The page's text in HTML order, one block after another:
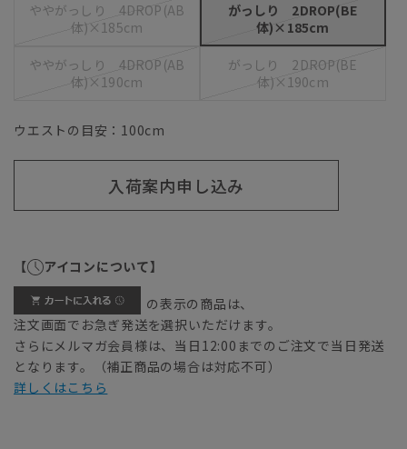
ややがっしり 4DROP(AB
体)×185cm
がっしり 2DROP(BE
体)×185cm
ややがっしり 4DROP(AB
体)×190cm
がっしり 2DROP(BE
体)×190cm
ウエストの目安： 100cm
入荷案内申し込み
【 アイコンについて】
の表示の商品は、
注文画面でお急ぎ発送を選択いただけます。
さらにメルマガ会員様は、当日12:00までのご注文で当日発送
となります。（補正商品の場合は対応不可）
詳しくはこちら